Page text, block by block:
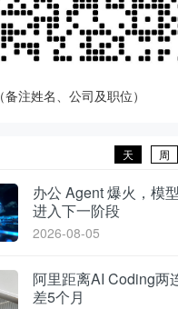
（备注姓名、公司及职位）
周
天
办公 Agent 爆火，模
进入下一阶段
2026-08-05
阿里距离AI Coding两
差5个月